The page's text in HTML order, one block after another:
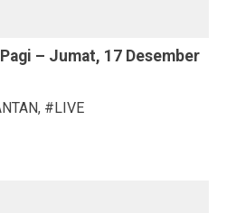
– Jumat, 17 Desember
, #LIVE